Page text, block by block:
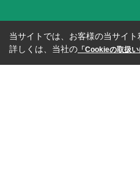
当サイトでは、お客様の当サイ
詳しくは、当社の 「Cookieの取扱い